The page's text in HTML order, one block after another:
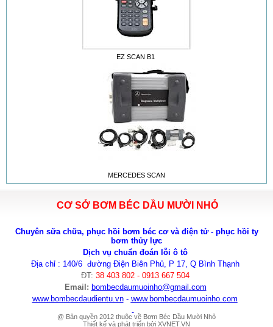
EZ SCAN B1
MERCEDES SCAN
CƠ SỞ BƠM BÉC DẦU MƯỜI NHỎ
Chuyên sữa chữa, phục hồi bơm béc cơ và điện tử - phục hồi ty
bơm thủy lực
Dịch vụ chuẩn đoán lỗi ô tô
Địa chỉ : 140/6 đường Điện Biên Phủ, P 17, Q Bình Thạnh
ĐT: 38 403 802 - 0913 667 504
Email: bombecdaumuoinho@gmail.com
www.bombecdaudientu.vn- www.bombecdaumuoinho.com
@ Bản quyền 2012 thuộc về Bơm Béc Dầu Mười Nhỏ
Thiết kế và phát triển bởi XVNET.VN